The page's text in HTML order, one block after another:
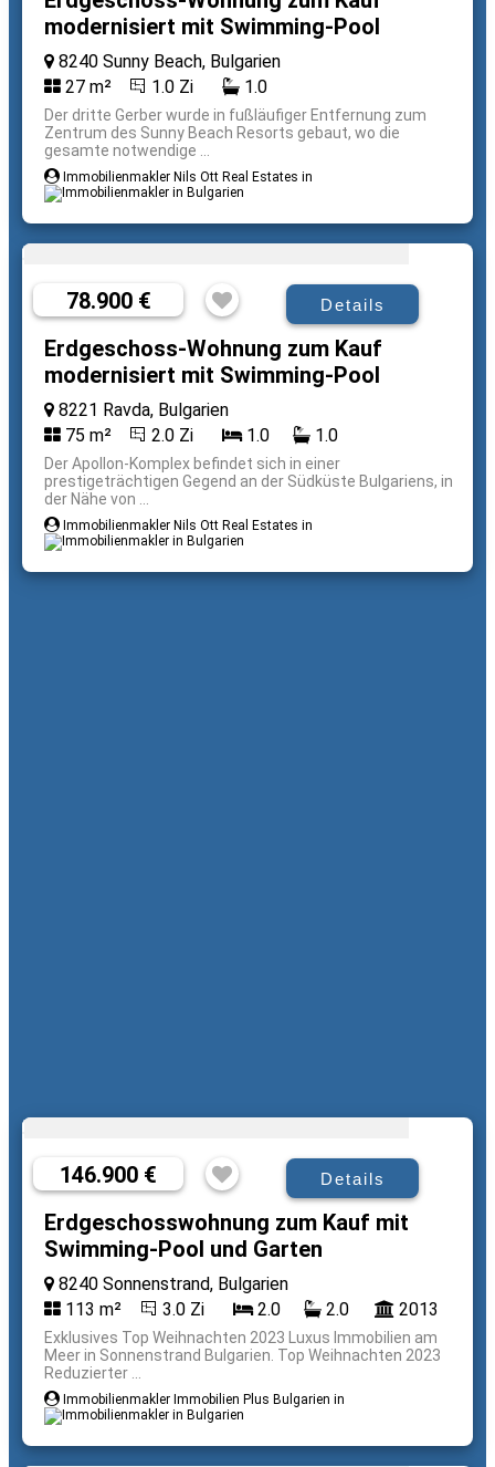
modernisiert mit Swimming-Pool
8240 Sunny Beach, Bulgarien
27 m²
1.0 Zi 1.0
Der dritte Gerber wurde in fußläufiger Entfernung zum
Zentrum des Sunny Beach Resorts gebaut, wo die
gesamte notwendige ...
Immobilienmakler Nils Ott Real Estates in
78.900 € Details
Erdgeschoss-Wohnung zum Kauf
modernisiert mit Swimming-Pool
8221 Ravda, Bulgarien
75 m²
2.0 Zi 1.0 1.0
Der Apollon-Komplex befindet sich in einer
prestigeträchtigen Gegend an der Südküste Bulgariens, in
der Nähe von ...
Immobilienmakler Nils Ott Real Estates in
146.900 € Details
Erdgeschosswohnung zum Kauf mit
Swimming-Pool und Garten
8240 Sonnenstrand, Bulgarien
113 m²
3.0 Zi 2.0 2.0 2013
Exklusives Top Weihnachten 2023 Luxus Immobilien am
Meer in Sonnenstrand Bulgarien. Top Weihnachten 2023
Reduzierter ...
Immobilienmakler Immobilien Plus Bulgarien in